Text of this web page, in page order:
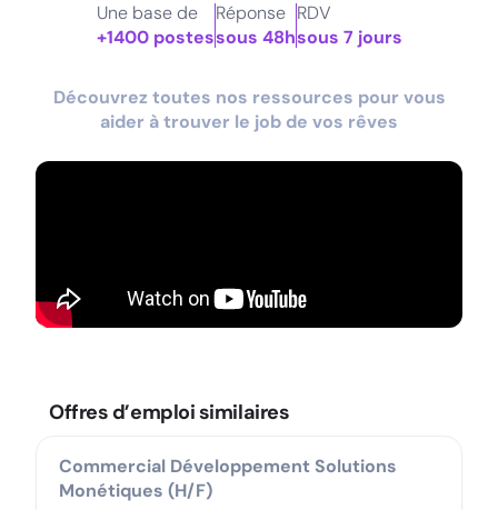
Une base de
+1400 postes
Réponse
sous 48h
RDV
sous 7 jours
Découvrez toutes nos ressources pour vous
aider à trouver le job de vos rêves
Offres d’emploi similaires
Commercial Développement Solutions
Monétiques (H/F)